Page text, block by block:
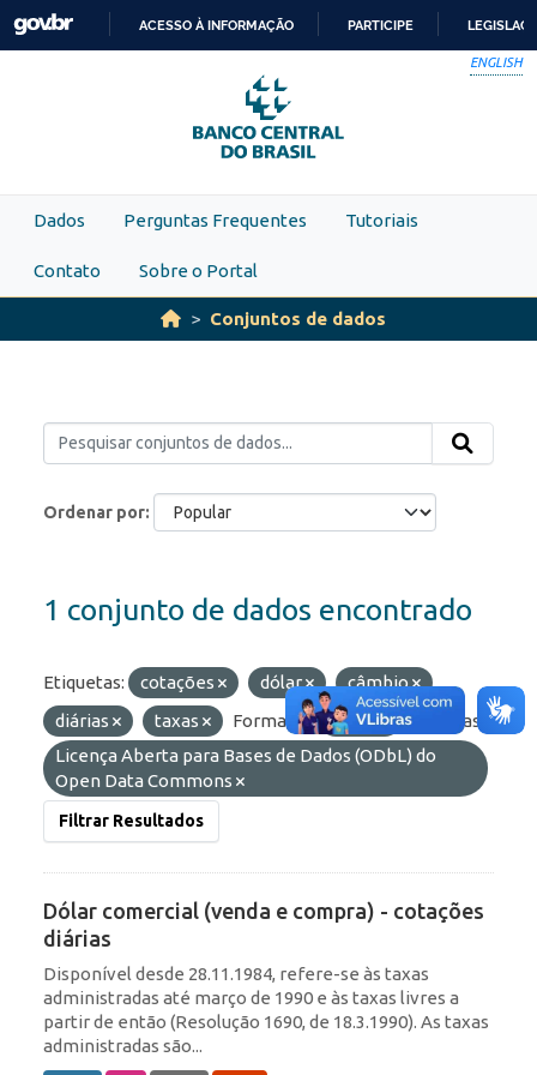
Skip to main content
PARA
O
CONTEÚDO
ACESSO À INFORMAÇÃO PARTICIPE
ENGLISH
Dados Perguntas Frequentes Tutoriais
Contato Sobre o Portal
Conjuntos de dados
Ordenar por
1 conjunto de dados encontrado
Etiquetas: cotações dólar
câmbio
diárias
taxas Formatos: JSON
Licenças:
Licença Aberta para Bases de Dados (ODbL) do
Open Data Commons
Filtrar Resultados
Dólar comercial (venda e compra) - cotações
diárias
Disponível desde 28.11.1984, refere-se às taxas
administradas até março de 1990 e às taxas livres a
partir de então (Resolução 1690, de 18.3.1990). As taxas
administradas são...